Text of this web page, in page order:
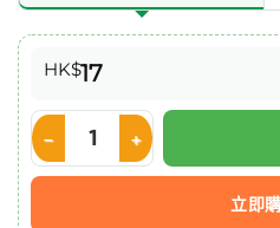
HK$17
Nestle ISOCAL HN 愛素寶 HN
立即